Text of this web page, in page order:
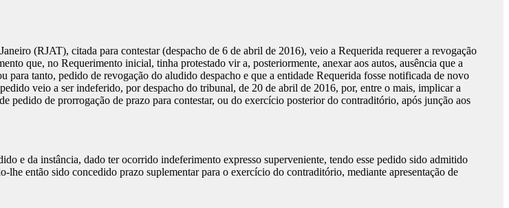
(RJAT), citada para contestar (despacho de 6 de abril de 2016), veio a Requerida requerer a revogação
que, no Requerimento inicial, tinha protestado vir a, posteriormente, anexar aos autos, ausência que a
tanto, pedido de revogação do aludido despacho e que a entidade Requerida fosse notificada de novo
veio a ser indeferido, por despacho do tribunal, de 20 de abril de 2016, por, entre o mais, implicar a
pedido de prorrogação de prazo para contestar, ou do exercício posterior do contraditório, após junção aos
e da instância, dado ter ocorrido indeferimento expresso superveniente, tendo esse pedido sido admitido
então sido concedido prazo suplementar para o exercício do contraditório, mediante apresentação de